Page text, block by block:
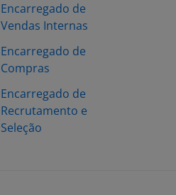
Encarregado de
Vendas Internas
Encarregado de
Compras
Encarregado de
Recrutamento e
Seleção